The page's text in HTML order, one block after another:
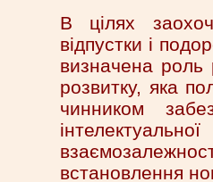
В цілях
відпустки і
визначена роль
розвитку, яка
чинником
встановлення